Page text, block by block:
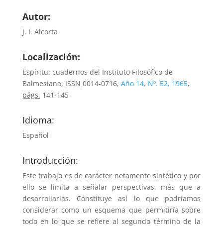
Autor:
J. I. Alcorta
Localización:
Espíritu: cuadernos del Instituto Filosófico de
Balmesiana, ISSN 0014-0716, Año 14, Nº. 52, 1965,
págs. 141-145
Idioma:
Español
Introducción:
Este trabajo es de carácter netamente sintético y por
ello se limita a señalar perspectivas, más que a
desarrollarlas. Constituye así lo que podríamos
considerar como un esquema que permitiría sobre
todo en lo que se refiere al segundo término de la